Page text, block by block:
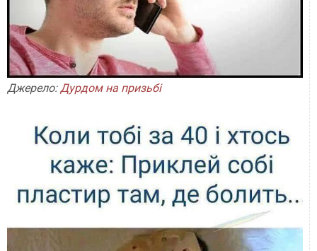
Джерело:Дурдом на призьбі